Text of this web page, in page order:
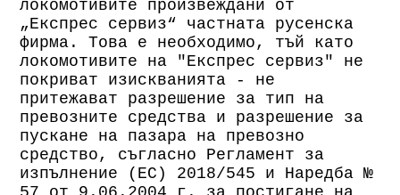
локомотивите произвеждани от
„Експрес сервиз“ частната русенска
фирма. Това е необходимо, тъй като
локомотивите на "Експрес сервиз" не
покриват изискванията - не
притежават разрешение за тип на
превозните средства и разрешение за
пускане на пазара на превозно
средство, съгласно Регламент за
изпълнение (ЕС) 2018/545 и Наредба №